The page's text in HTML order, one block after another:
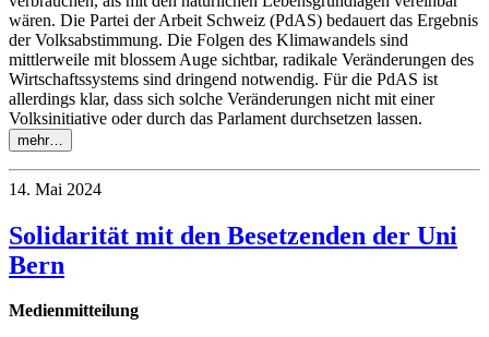
wären. Die Partei der Arbeit Schweiz (PdAS) bedauert das Ergebnis
der Volksabstimmung. Die Folgen des Klimawandels sind
mittlerweile mit blossem Auge sichtbar, radikale Veränderungen des
Wirtschaftssystems sind dringend notwendig. Für die PdAS ist
allerdings klar, dass sich solche Veränderungen nicht mit einer
Volksinitiative oder durch das Parlament durchsetzen lassen.
mehr…
14. Mai 2024
Solidarität mit den Besetzenden der Uni
Bern
Medienmitteilung